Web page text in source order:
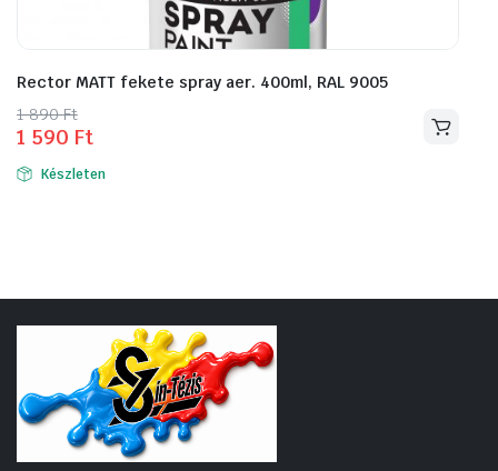
Rector MATT fekete spray aer. 400ml, RAL 9005
1 890Ft
Original
price
was:
1 590 Ft
Current
price
is: Készleten